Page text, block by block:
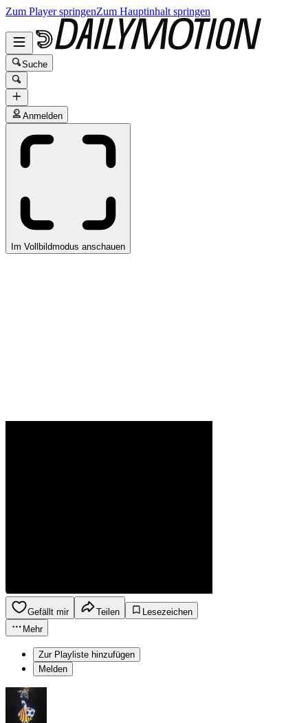
Zum Player springenZum Hauptinhalt springen
Suche
Anmelden
Im Vollbildmodus anschauen
Gefällt mir Teilen
Lesezeichen
Mehr
Zur Playliste hinzufügen
Melden